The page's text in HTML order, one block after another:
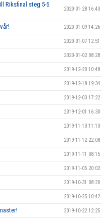
Riksfinal steg 5-6
2020-01-28 16:43
2020-01-09 14:26
2020-01-07 12:51
2020-01-02 08:28
2019-12-20 10:48
2019-12-18 19:34
2019-12-03 17:22
2019-12-01 16:30
2019-11-13 11:13
2019-11-12 22:08
2019-11-11 08:15
2019-11-05 20:02
2019-10-31 08:20
2019-10-25 10:42
2019-10-22 12:25